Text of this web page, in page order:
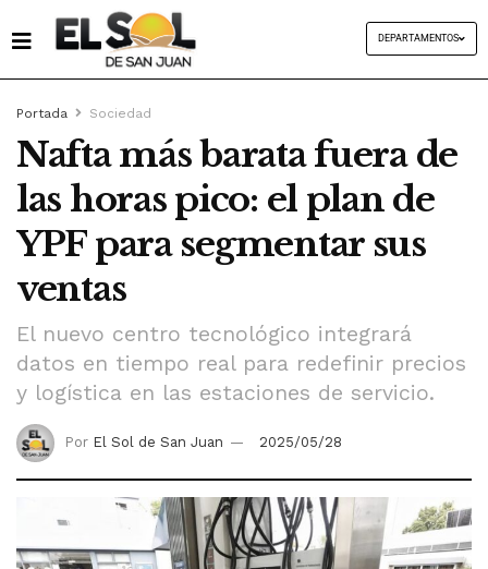
DEPARTAMENTOS
Portada Sociedad
Nafta más barata fuera de
las horas pico: el plan de
YPF para segmentar sus
ventas
El nuevo centro tecnológico integrará
datos en tiempo real para redefinir precios
y logística en las estaciones de servicio.
Por El Sol de San Juan 2025/05/28